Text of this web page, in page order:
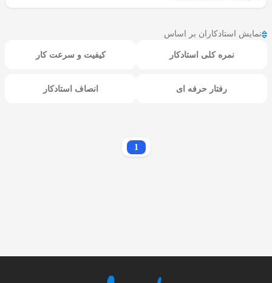
نمایش استادکاران بر اساس
نمره کلی استادکار کیفیت و سرعت کار
رفتار حرفه ای انصاف استادکار
1